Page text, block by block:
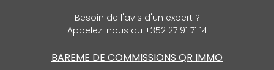
Besoin de l'avis d'un expert ?
Appelez-nous au +352 27 91 71 14
BAREME DE COMMISSIONS QR IMMO